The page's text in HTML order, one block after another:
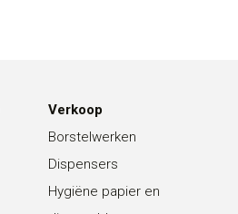
Verkoop
Borstelwerken
Dispensers
Hygiëne papier en